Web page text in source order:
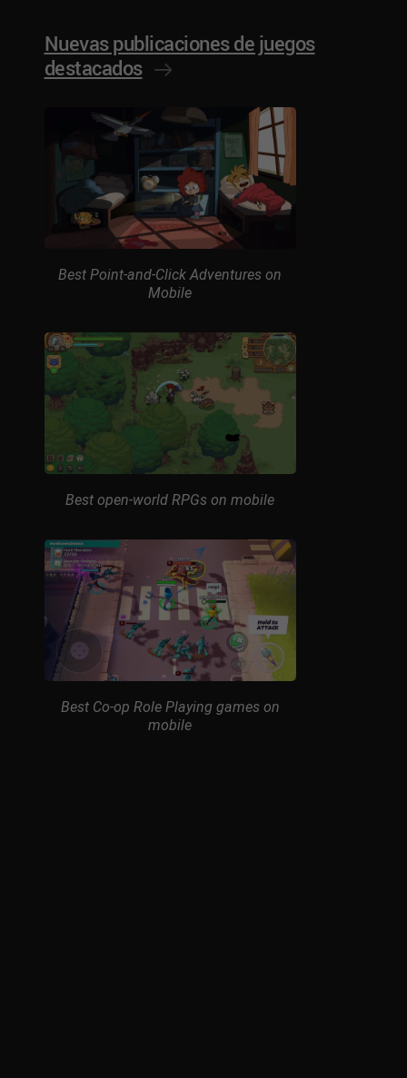
Nuevas publicaciones de juegos
destacados
Best Point-and-Click Adventures on
Mobile
Best open-world RPGs on mobile
Best Co-op Role Playing games on
mobile